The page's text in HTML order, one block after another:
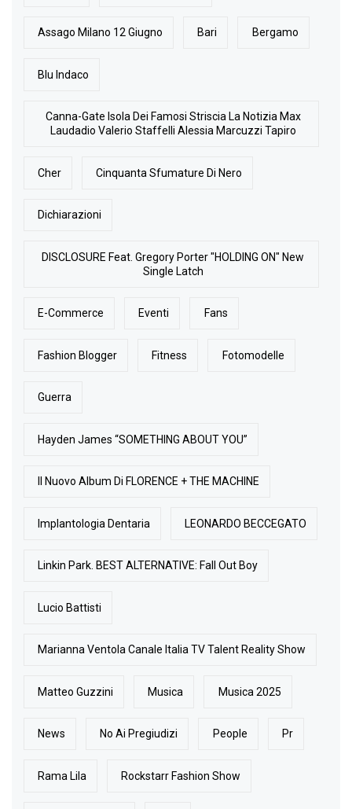
Assago Milano 12 Giugno Bari Bergamo
Blu Indaco
Canna-Gate Isola Dei Famosi Striscia La Notizia Max
Laudadio Valerio Staffelli Alessia Marcuzzi Tapiro
Cher Cinquanta Sfumature Di Nero
Dichiarazioni
DISCLOSURE Feat. Gregory Porter "HOLDING ON" New
Single Latch
E-Commerce Eventi Fans
Fashion Blogger Fitness Fotomodelle
Guerra
Hayden James “SOMETHING ABOUT YOU”
Il Nuovo Album Di FLORENCE + THE MACHINE
Implantologia Dentaria LEONARDO BECCEGATO
Linkin Park. BEST ALTERNATIVE: Fall Out Boy
Lucio Battisti
Marianna Ventola Canale Italia TV Talent Reality Show
Matteo Guzzini Musica Musica 2025
News No Ai Pregiudizi People Pr
Rama Lila Rockstarr Fashion Show